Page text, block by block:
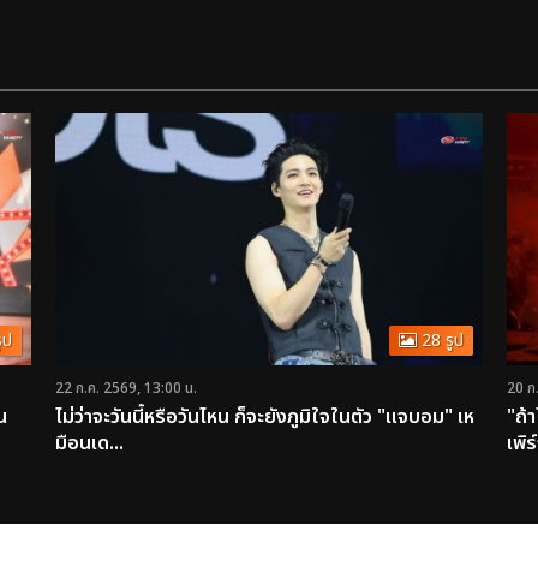
28 รูป
22 ก.ค. 2569, 13:00 น.
ไม่ว่าจะวันนี้หรือวันไหน ก็จะยังภูมิใจในตัว "แจบอม" เห
มือนเด...
20
"ถ้
เพิ